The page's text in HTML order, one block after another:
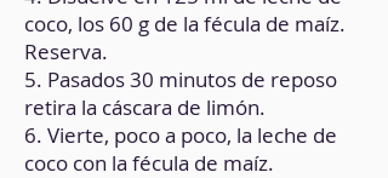
coco, los 60 g de la fécula de maíz.
Reserva.
5. Pasados 30 minutos de reposo
retira la cáscara de limón.
6. Vierte, poco a poco, la leche de
coco con la fécula de maíz.